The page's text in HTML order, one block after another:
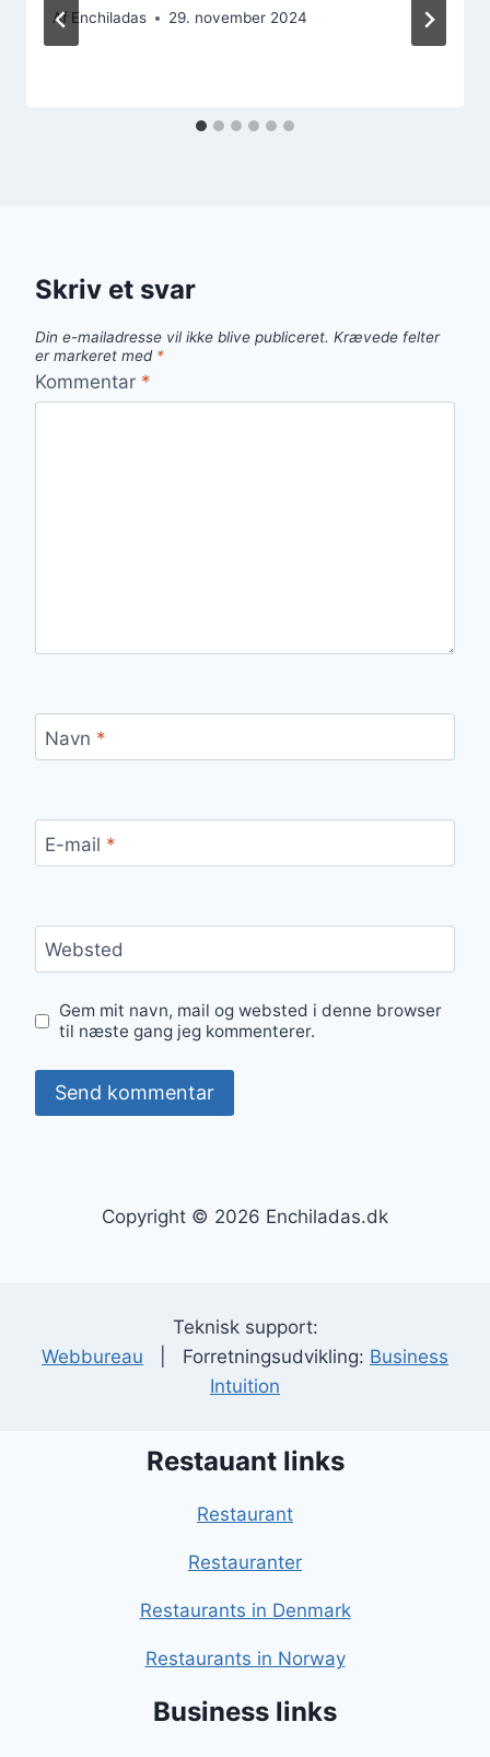
Af Enchiladas 29. november 2024
Skriv et svar
Din e-mailadresse vil ikke blive publiceret. Krævede felter
er markeret med *
Kommentar *
Navn *
E-mail *
Websted
Gem mit navn, mail og websted i denne browser
til næste gang jeg kommenterer.
Copyright © 2026 Enchiladas.dk
Teknisk support:
Webbureau | Forretningsudvikling: Business
Intuition
Restauant links
Restaurant
Restauranter
Restaurants in Denmark
Restaurants in Norway
Business links